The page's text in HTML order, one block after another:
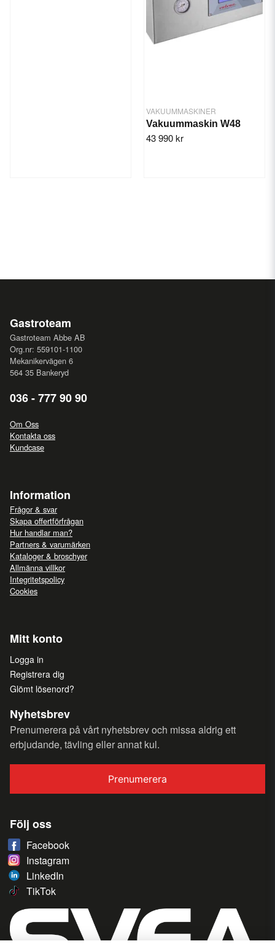
VAKUUMMASKINER
Vakuummaskin W48
43 990 kr
Gastroteam
Gastroteam Abbe AB
Org.nr: 559101-1100
Mekanikervägen 6
564 35 Bankeryd
036 - 777 90 90
Om Oss
Kontakta oss
Kundcase
Information
Frågor & svar
Skapa offertförfrågan
Hur handlar man?
Partners & varumärken
Kataloger & broschyer
Allmänna villkor
Integritetspolicy
Cookies
Mitt konto
Logga in
Registrera dig
Glömt lösenord?
Nyhetsbrev
Prenumerera på vårt nyhetsbrev och missa aldrig ett
erbjudande, tävling eller annat kul.
Prenumerera
Följ oss
Facebook
Instagram
LinkedIn
TikTok